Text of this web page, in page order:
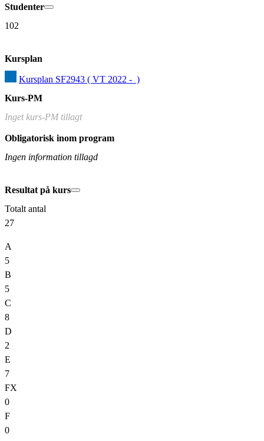
Studenter
102
Kursplan
Kursplan SF2943 ( VT 2022 -  )
Kurs-PM
Inget kurs-PM tillagt
Obligatorisk inom program
Ingen information tillagd
Resultat på kurs
Totalt antal
27
A
5
B
5
C
8
D
2
E
7
FX
0
F
0